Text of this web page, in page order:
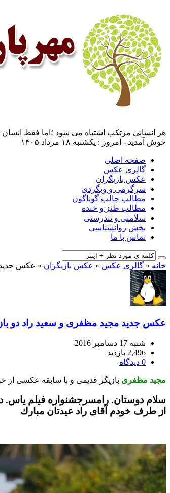
هر انسانی مرتکب اشتباه می شود ؛اما فقط
خوش آمدید - امروز : یکشنبه ۱۸ مرداد ۱۴۰۵
صفحه اصلی
گالری عکس
عکس بازیگران
سرگرمی و وبگردی
مطالب جالب گوناگون
مطالب طنز و خنده
سلامتی و تندرستی
بخش روانشناسی
تماس با ما
خانه » گالری عکس » عکس بازیگران » عکس جدید
عکس جدید مجید مظفری و سعید راد دو
شنبه 17 دسامبر 2016
2,496 بازدید
0 دیدگاه
مجید مظفری بازیگر قدیمی و با سابقه عکسی از
سلام دوستان. رامسرجشنواره فيلم ياس.
از طرف خودم آقاى راد عيدتان مبارك